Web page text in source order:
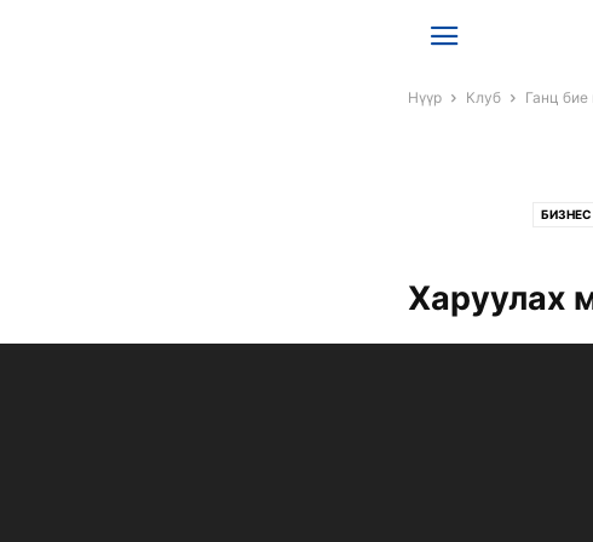
Нүүр Клуб Ганц бие
Харуулах